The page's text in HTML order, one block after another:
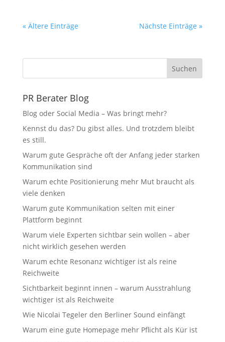
« Ältere Einträge Nächste Einträge »
Suchen
PR Berater Blog
Blog oder Social Media – Was bringt mehr?
Kennst du das? Du gibst alles. Und trotzdem bleibt
es still.
Warum gute Gespräche oft der Anfang jeder starken
Kommunikation sind
Warum echte Positionierung mehr Mut braucht als
viele denken
Warum gute Kommunikation selten mit einer
Plattform beginnt
Warum viele Experten sichtbar sein wollen – aber
nicht wirklich gesehen werden
Warum echte Resonanz wichtiger ist als reine
Reichweite
Sichtbarkeit beginnt innen – warum Ausstrahlung
wichtiger ist als Reichweite
Wie Nicolai Tegeler den Berliner Sound einfängt
Warum eine gute Homepage mehr Pflicht als Kür ist